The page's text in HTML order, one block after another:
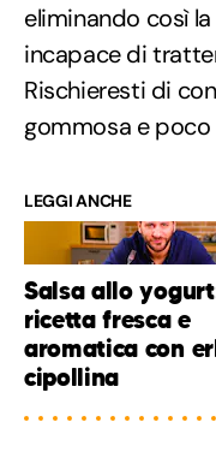
eliminando così
incapace di
Rischieresti di
gommosa e
LEGGI ANCHE
Salsa allo
ricetta fresca e
aromatica con
cipollina